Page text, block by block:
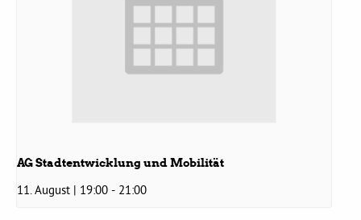
Aktuelles
Kontakt
AG Stadtentwicklung und Mobilität
11. August | 19:00 - 21:00